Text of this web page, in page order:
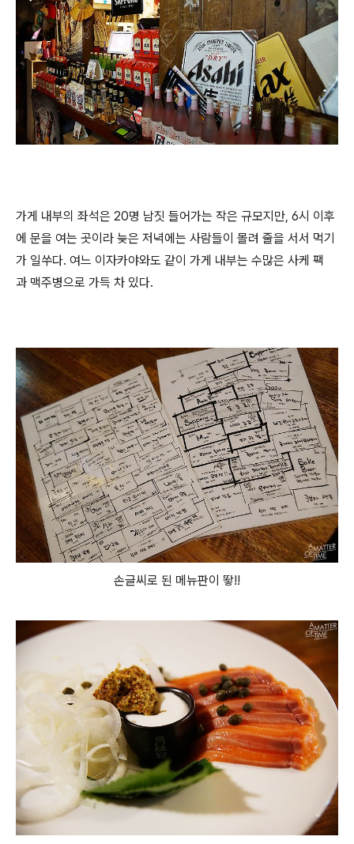
가게 내부의 좌석은 20명 남짓 들어가는 작은 규모지만, 6시 이후
에 문을 여는 곳이라 늦은 저녁에는 사람들이 몰려 줄을 서서 먹기
가 일쑤다. 여느 이자카야와도 같이 가게 내부는 수많은 사케 팩
과 맥주병으로 가득 차 있다.
손글씨로 된 메뉴판이 뙇!!